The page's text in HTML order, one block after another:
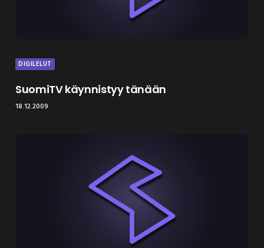
DIGILELUT
SuomiTV käynnistyy tänään
18.12.2009